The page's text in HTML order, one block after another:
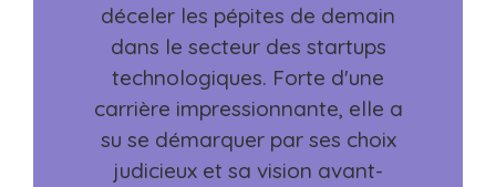
déceler les pépites de demain
dans le secteur des startups
technologiques. Forte d'une
carrière impressionnante, elle a
su se démarquer par ses choix
judicieux et sa vision avant-